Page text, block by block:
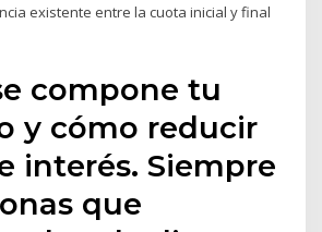
existente entre la cuota inicial y final
compone tu
y cómo reducir
interés. Siempre
que